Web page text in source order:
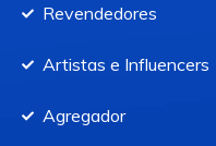
Revendedores
Artistas e Influencers
Agregador